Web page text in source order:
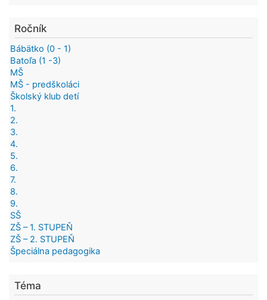
Ročník
Bábätko (0 - 1)
Batoľa (1 -3)
MŠ
MŠ - predškoláci
Školský klub detí
1.
2.
3.
4.
5.
6.
7.
8.
9.
SŠ
ZŠ – 1. STUPEŇ
ZŠ – 2. STUPEŇ
Špeciálna pedagogika
Téma